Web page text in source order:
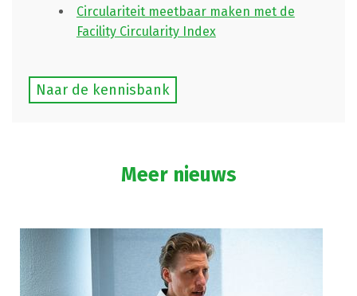
Circulariteit meetbaar maken met de
Facility Circularity Index
Naar de kennisbank
Meer nieuws